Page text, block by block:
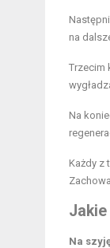
na
Trzecim
Na
Każdy z
Na